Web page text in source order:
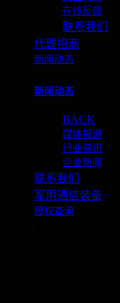
在线反馈
联系我们
代理招商
新闻动态
新闻动态
BACK
媒体报道
行业资讯
企业新闻
联系我们
军用通信装备
授权查询